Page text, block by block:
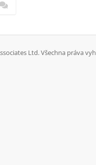
Ltd. Všechna práva